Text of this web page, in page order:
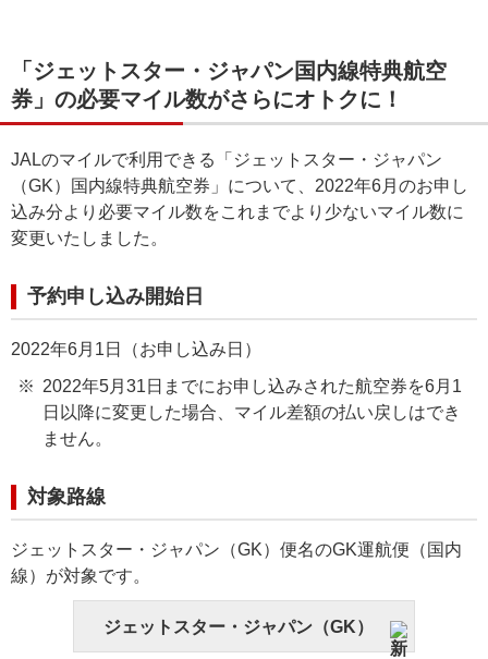
「ジェットスター・ジャパン国内線特典航空
券」の必要マイル数がさらにオトクに！
JALのマイルで利用できる「ジェットスター・ジャパン
（GK）国内線特典航空券」について、2022年6月のお申し
込み分より必要マイル数をこれまでより少ないマイル数に
変更いたしました。
予約申し込み開始日
2022年6月1日（お申し込み日）
2022年5月31日までにお申し込みされた航空券を6月1
日以降に変更した場合、マイル差額の払い戻しはでき
ません。
対象路線
ジェットスター・ジャパン（GK）便名のGK運航便（国内
線）が対象です。
ジェットスター・ジャパン（GK）